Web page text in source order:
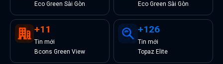
Eco Green Sài Gòn
Eco Green Sài Gòn
+11
Tin mới
Bcons Green View
+126
Tin mới
Topaz Elite